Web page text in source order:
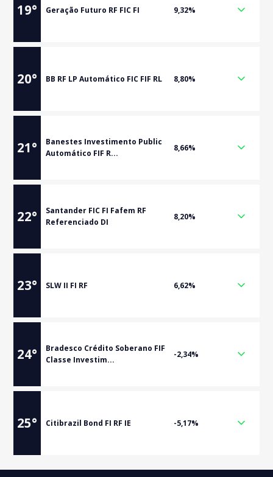
19° Geração Futuro RF FIC FI 9,32%
20° BB RF LP Automático FIC FIF RL 8,80%
21°
Banestes Investimento Public
Automático FIF R...
8,66%
22°
Santander FIC FI Fafem RF
Referenciado DI
8,20%
23° SLW II FI RF 6,62%
24°
Bradesco Crédito Soberano FIF
Classe Investim...
-2,34%
25° Citibrazil Bond FI RF IE -5,17%